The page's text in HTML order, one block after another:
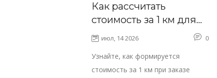
Как рассчитать
стоимость за 1 км для
грузоперевозок Газель:
цифры
июл, 14 2026 0
Узнайте, как формируется
стоимость за 1 км при заказе